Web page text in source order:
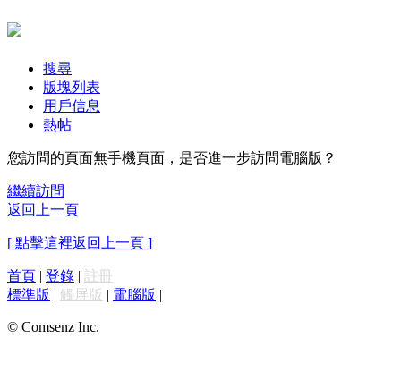
搜尋
版塊列表
用戶信息
熱帖
您訪問的頁面無手機頁面，是否進一步訪問電腦版？
繼續訪問
返回上一頁
[ 點擊這裡返回上一頁 ]
首頁 | 登錄 | 註冊
標準版 | 觸屏版 | 電腦版 |
© Comsenz Inc.